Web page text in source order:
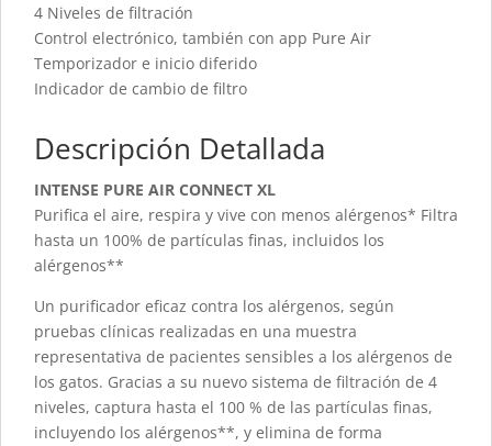
4 Niveles de filtración
Control electrónico, también con app Pure Air
Temporizador e inicio diferido
Indicador de cambio de filtro
Descripción Detallada
INTENSE PURE AIR CONNECT XL
Purifica el aire, respira y vive con menos alérgenos* Filtra
hasta un 100% de partículas finas, incluidos los
alérgenos**
Un purificador eficaz contra los alérgenos, según
pruebas clínicas realizadas en una muestra
representativa de pacientes sensibles a los alérgenos de
los gatos. Gracias a su nuevo sistema de filtración de 4
niveles, captura hasta el 100 % de las partículas finas,
incluyendo los alérgenos**, y elimina de forma